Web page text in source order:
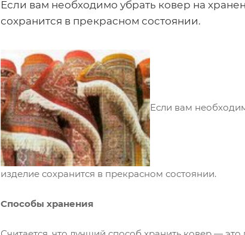
Если вам необходимо убрать ковер на
сохранится в прекрасном состоянии.
Если вам
изделие сохранится в прекрасном состоянии.
Способы хранения